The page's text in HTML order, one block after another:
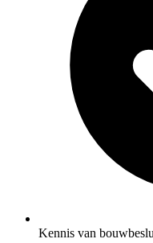
Kennis van